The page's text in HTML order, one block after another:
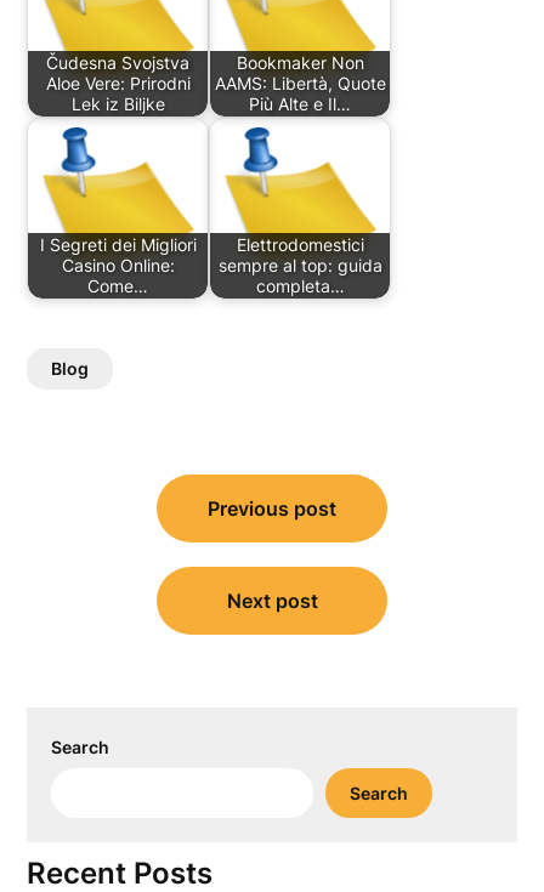
Čudesna Svojstva
Aloe Vere: Prirodni
Lek iz Biljke
Bookmaker Non
AAMS: Libertà, Quote
Più Alte e Il…
I Segreti dei Migliori
Casino Online:
Come…
Elettrodomestici
sempre al top: guida
completa…
Blog
navigation
Previous post
Next post
Search
Search
Recent Posts